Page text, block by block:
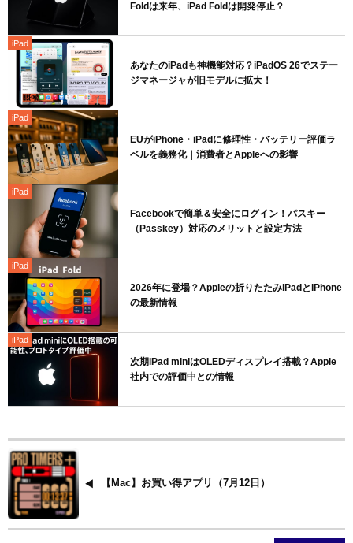
Foldは来年、iPad Foldは開発停止？
iPad
あなたのiPadも神機能対応？iPadOS 26でステー
ジマネージャが旧モデルに拡大！
iPad
EUがiPhone・iPadに修理性・バッテリー評価ラ
ベルを義務化｜消費者とAppleへの影響
iPad
Facebookで簡単＆安全にログイン！パスキー
（Passkey）対応のメリットと設定方法
iPad
2026年に登場？Appleの折りたたみiPadとiPhone
の最新情報
iPad
次期iPad miniはOLEDディスプレイ搭載？Apple
社内での評価中との情報
【Mac】お買い得アプリ（7月12日）